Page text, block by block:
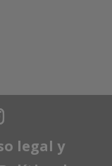
legal y